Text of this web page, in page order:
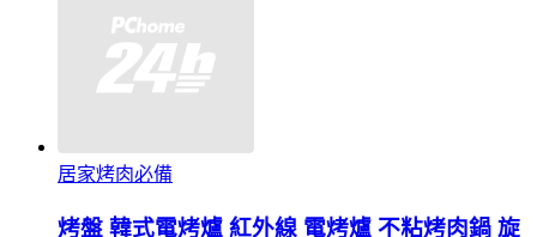
居家烤肉必備
烤盤 韓式電烤爐 紅外線 電烤爐 不粘烤肉鍋 旋